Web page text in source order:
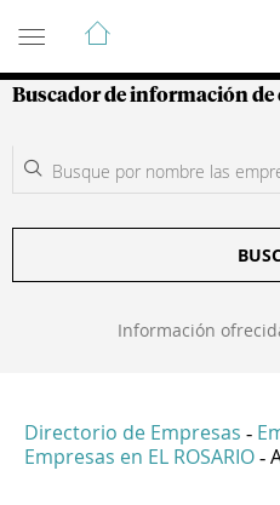
Guía de Empresas
Buscador de información de
Información
Directorio de Empresas -
Empresas en EL ROSARIO -